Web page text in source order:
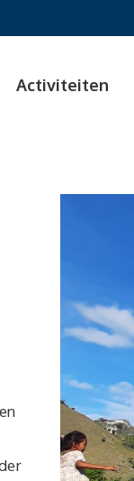
Activiteiten